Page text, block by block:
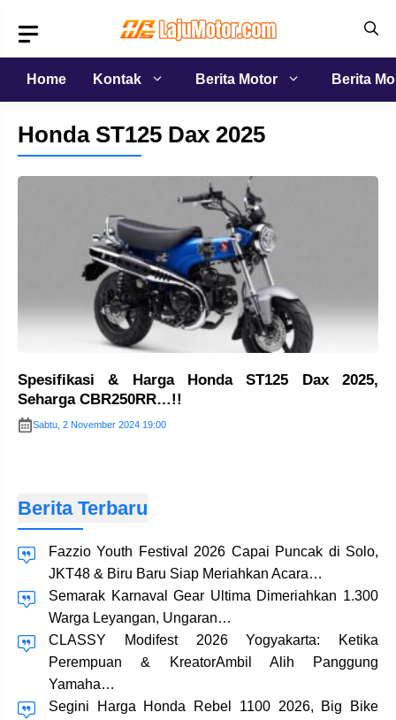
isi
Home
Kontak Berita Motor Berita
Honda ST125 Dax 2025
Spesifikasi & Harga Honda ST125 Dax 2025,
Seharga CBR250RR…!!
Sabtu, 2 November 2024 19:00
Berita Terbaru
Fazzio Youth Festival 2026 Capai Puncak di Solo,
JKT48 & Biru Baru Siap Meriahkan Acara…
Semarak Karnaval Gear Ultima Dimeriahkan 1.300
Warga Leyangan, Ungaran…
CLASSY Modifest 2026 Yogyakarta: Ketika
Perempuan & KreatorAmbil Alih Panggung
Yamaha…
Segini Harga Honda Rebel 1100 2026, Big Bike